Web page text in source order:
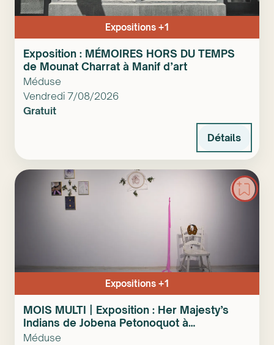
Expositions +1
Exposition : MÉMOIRES HORS DU TEMPS
de Mounat Charrat à Manif d’art
Méduse
Vendredi 7/08/2026
Gratuit
Détails
Expositions +1
MOIS MULTI | Exposition : Her Majesty’s
Indians de Jobena Petonoquot à
Ahkwayaonhkeh
Méduse